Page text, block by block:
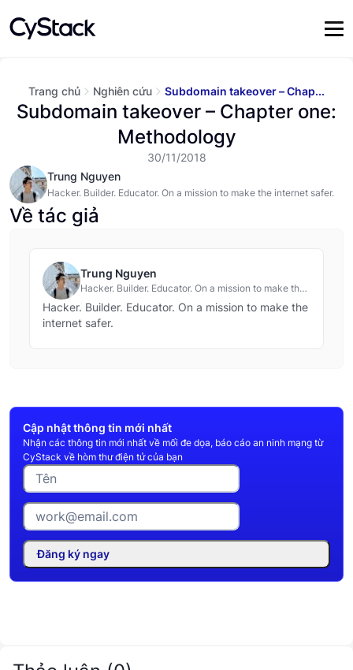
Trang chủ Nghiên cứu Subdomain takeover – Chap...
Subdomain takeover – Chapter one:
Methodology
30/11/2018
Trung Nguyen
Hacker. Builder. Educator. On a mission to make the internet safer.
Về tác giả
Trung Nguyen
Hacker. Builder. Educator. On a mission to make the
internet safer.
Hacker. Builder. Educator. On a mission to make the
internet safer.
Cập nhật thông tin mới nhất
Nhận các thông tin mới nhất về mối đe dọa, báo cáo an ninh mạng từ
CyStack về hòm thư điện tử của bạn
Đăng ký ngay